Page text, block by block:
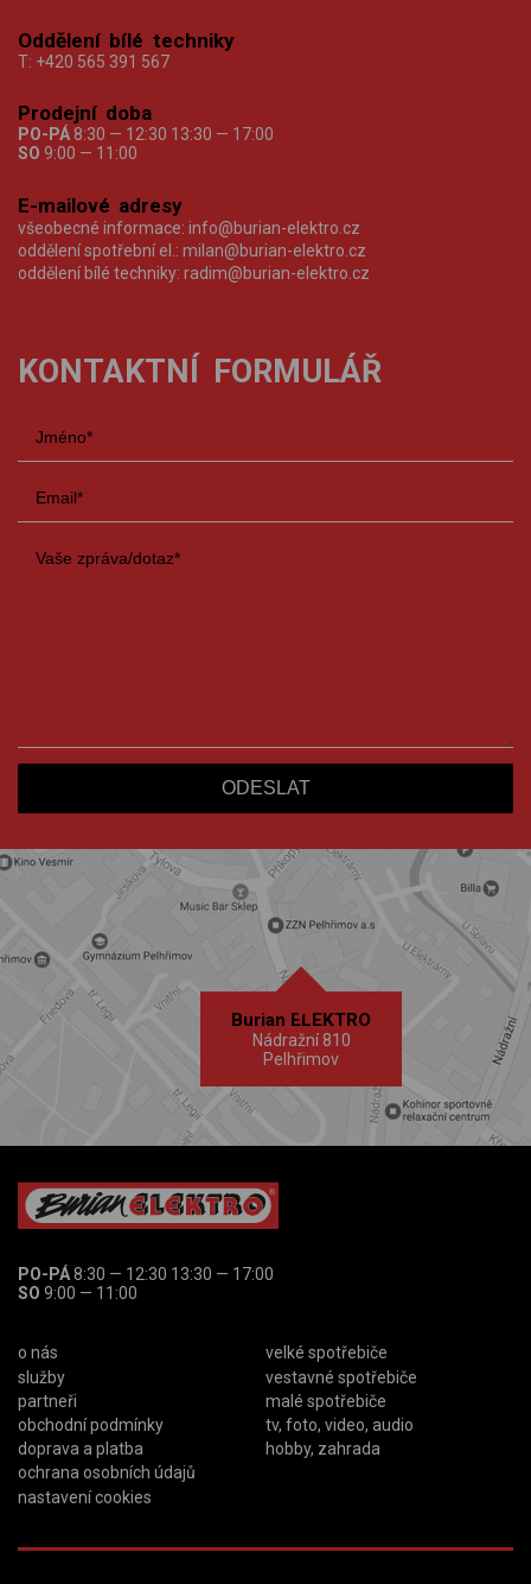
Oddělení bílé techniky
T: +420 565 391 567
Prodejní doba
PO-PÁ 8:30 — 12:30 13:30 — 17:00
SO 9:00 — 11:00
E-mailové adresy
všeobecné informace: info@burian-elektro.cz
oddělení spotřební el.: milan@burian-elektro.cz
oddělení bílé techniky: radim@burian-elektro.cz
KONTAKTNÍ FORMULÁŘ
Burian ELEKTRO
Nádražní 810
Pelhřimov
PO-PÁ8:30 — 12:30 13:30 — 17:00
SO 9:00 — 11:00
o nás
služby
partneři
obchodní podmínky
doprava a platba
ochrana osobních údajů
nastavení cookies
velké spotřebiče
vestavné spotřebiče
malé spotřebiče
tv, foto, video, audio
hobby, zahrada